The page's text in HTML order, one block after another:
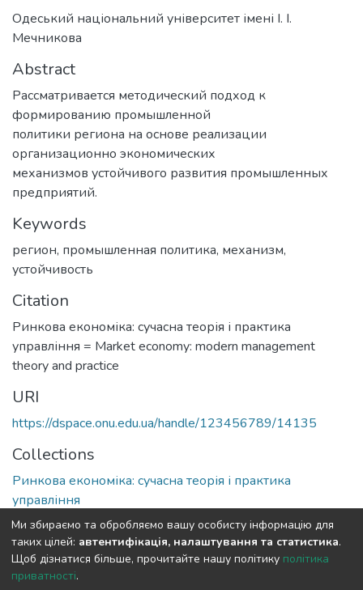
Одеський національний університет імені І. І.
Мечникова
Abstract
Рассматривается методический подход к
формированию промышленной
политики региона на основе реализации
организационно экономических
механизмов устойчивого развития промышленных
предприятий.
Keywords
регион, промышленная политика, механизм,
устойчивость
Citation
Ринкова економіка: сучасна теорія і практика
управління = Market economy: modern management
theory and practice
URI
https://dspace.onu.edu.ua/handle/123456789/14135
Collections
Ринкова економіка: сучасна теорія і практика
управління
Full item page
Ми збираємо та обробляємо вашу особисту інформацію для
таких цілей: автентифікація, налаштування та статистика.
Щоб дізнатися більше, прочитайте нашу політику політика
приватності.